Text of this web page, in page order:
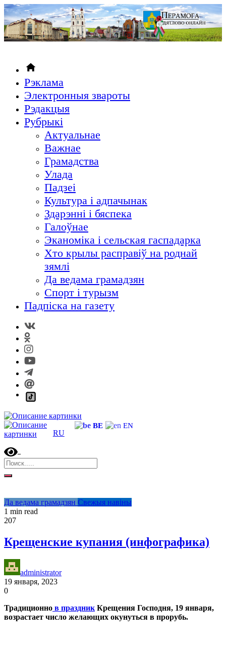
Рэклама
Электронныя звароты
Рэдакцыя
Рубрыкi
Актуальнае
Важнае
Грамадства
Улада
Падзеі
Культура і адпачынак
Здарэнні і бяспека
Галоўнае
Эканоміка і сельская гаспадарка
Хто крылы расправіў на роднай
зямлі
Да ведама грамадзян
Спорт і турызм
Падпіска на газету
RU
BE EN
Да ведама грамадзян Свежыя навіны
1 min read
207
Крещенские купания (инфографика)
administrator
19 января, 2023
0
Традиционно в праздник Крещения Господня, 19 января,
возрастает число желающих окунуться в прорубь.